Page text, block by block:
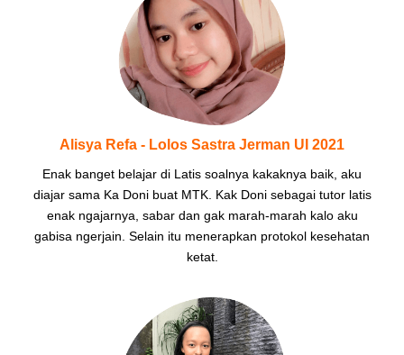
Alisya Refa - Lolos Sastra Jerman UI 2021
Enak banget belajar di Latis soalnya kakaknya baik, aku
diajar sama Ka Doni buat MTK. Kak Doni sebagai tutor latis
enak ngajarnya, sabar dan gak marah-marah kalo aku
gabisa ngerjain. Selain itu menerapkan protokol kesehatan
ketat.